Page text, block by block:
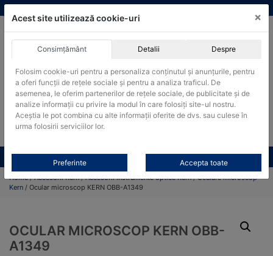
Skip
to
Produsele pot fi achizitionate si in sistemul SEAP / SICAP
Products
search
CAUTARE
Toate produsele CONTACT
Home/Accesorii Kern/Accesorii instrumente optice Kern/Oculare microscop
Kern / Ocular microscop KERN OBB-A1349
OCULAR MICROSCOP KERN OBB-
A1349
Acest site utilizează cookie-uri ×
Consimțământ Detalii Despre
Folosim cookie-uri pentru a personaliza conținutul și anunțurile, pentru
a oferi funcții de rețele sociale și pentru a analiza traficul. De
asemenea, le oferim partenerilor de rețele sociale, de publicitate și de
analize informații cu privire la modul în care folosiți site-ul nostru.
Aceștia le pot combina cu alte informații oferite de dvs. sau culese în
urma folosirii serviciilor lor.
Preferinte Accepta toate